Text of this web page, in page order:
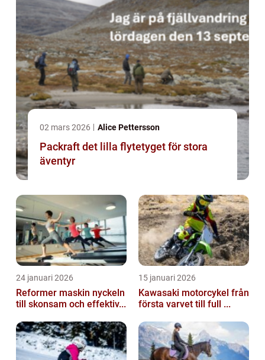
02 mars 2026 Alice Pettersson
Packraft det lilla flytetyget för stora
äventyr
24 januari 2026
Reformer maskin nyckeln
till skonsam och effektiv...
15 januari 2026
Kawasaki motorcykel från
första varvet till full ...